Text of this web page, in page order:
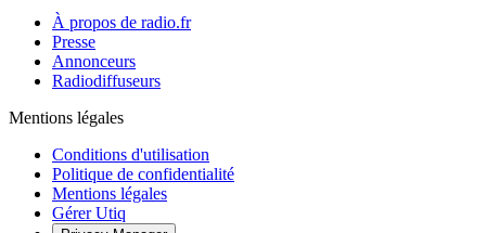
À propos de radio.fr
Presse
Annonceurs
Radiodiffuseurs
Mentions légales
Conditions d'utilisation
Politique de confidentialité
Mentions légales
Gérer Utiq